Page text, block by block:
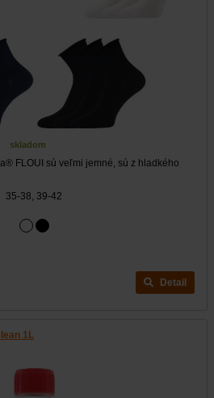
skladom
FLOUI sú veľmi jemné, sú z hladkého
35-38, 39-42
Detail
1L